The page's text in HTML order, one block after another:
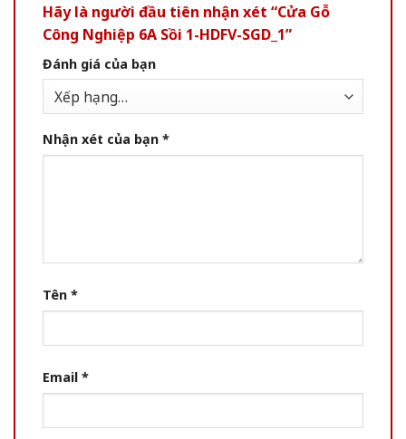
Hãy là người đầu tiên nhận xét “Cửa Gỗ
Công Nghiệp 6A Sồi 1-HDFV-SGD_1”
Đánh giá của bạn
Nhận xét của bạn *
Tên *
Email *